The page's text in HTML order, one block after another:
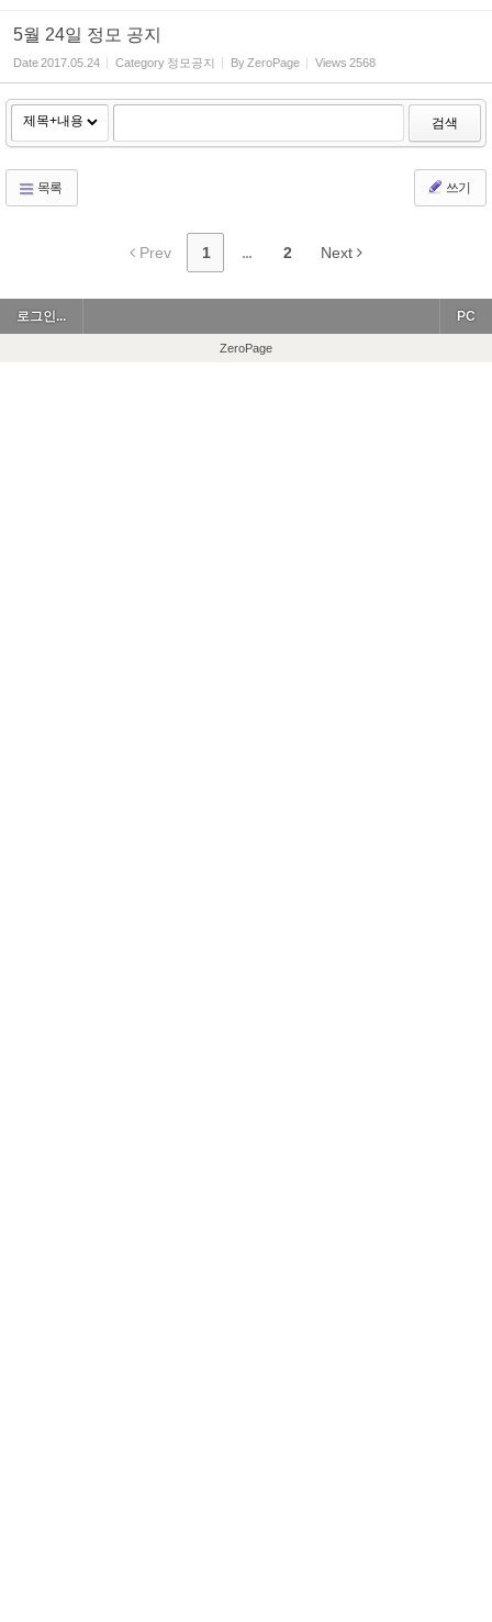
5월 24일 정모 공지
Date2017.05.24 Category 정모공지 By ZeroPage Views 2568
검색
목록 쓰기
Prev 1 ... 2 Next
로그인... PC
ZeroPage